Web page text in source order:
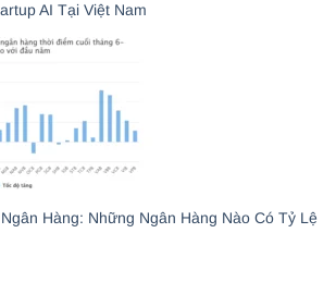
AI Tại Việt Nam
Hàng: Những Ngân Hàng Nào Có Tỷ Lệ